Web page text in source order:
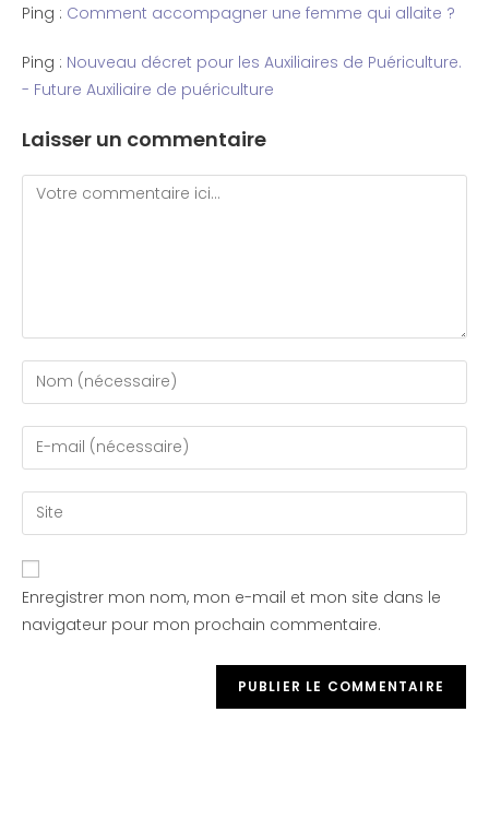
Ping : Comment accompagner une femme qui allaite ?
Ping : Nouveau décret pour les Auxiliaires de Puériculture.
- Future Auxiliaire de puériculture
Laisser un commentaire
Enregistrer mon nom, mon e-mail et mon site dans le
navigateur pour mon prochain commentaire.